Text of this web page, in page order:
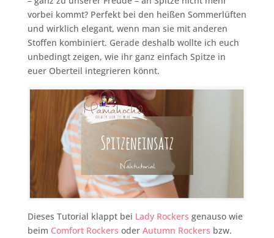
vorbei kommt? Perfekt bei den heißen Sommerlüften
und wirklich elegant, wenn man sie mit anderen
Stoffen kombiniert. Gerade deshalb wollte ich euch
unbedingt zeigen, wie ihr ganz einfach Spitze in
euer Oberteil integrieren könnt.
Dieses Tutorial klappt bei Lady Rockers genauso wie
beim Comfort Rockers oder Autumn Rockers bzw.